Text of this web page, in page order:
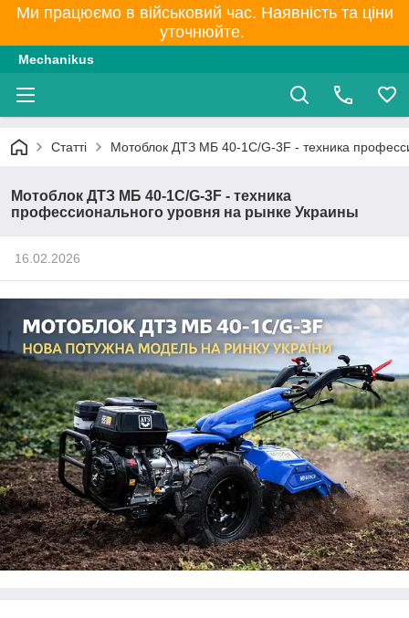
Ми працюємо в військовий час. Наявність та ціни
уточнюйте.
Mechanikus
Статті Мотоблок ДТЗ МБ 40-1С/G-3F - техника
Мотоблок ДТЗ МБ 40-1С/G-3F - техника
профессионального уровня на рынке Украины
16.02.2026